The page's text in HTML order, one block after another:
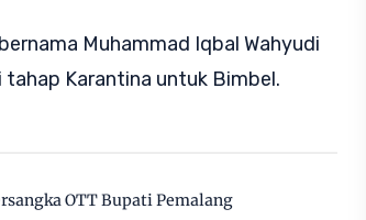
Muhammad Iqbal Wahyudi
Karantina untuk Bimbel.
OTT Bupati Pemalang